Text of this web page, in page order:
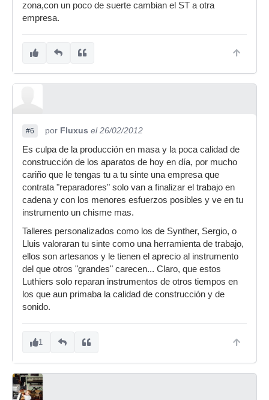
zona,con un poco de suerte cambian el ST a otra
empresa.
#6 por Fluxus el 26/02/2012
Es culpa de la producción en masa y la poca calidad de
construcción de los aparatos de hoy en día, por mucho
cariño que le tengas tu a tu sinte una empresa que
contrata "reparadores" solo van a finalizar el trabajo en
cadena y con los menores esfuerzos posibles y ve en tu
instrumento un chisme mas.
Talleres personalizados como los de Synther, Sergio, o
Lluis valoraran tu sinte como una herramienta de trabajo,
ellos son artesanos y le tienen el aprecio al instrumento
del que otros "grandes" carecen... Claro, que estos
Luthiers solo reparan instrumentos de otros tiempos en
los que aun primaba la calidad de construcción y de
sonido.
1